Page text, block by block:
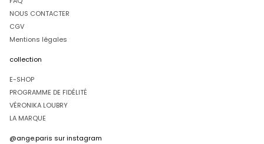
NOUS CONTACTER
CGV
Mentions légales
collection
E-SHOP
PROGRAMME DE FIDÉLITÉ
VÉRONIKA LOUBRY
LA MARQUE
@ange.paris sur instagram